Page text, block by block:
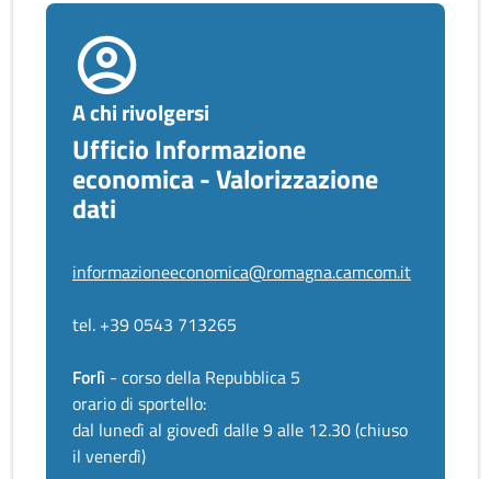
A chi rivolgersi
Ufficio Informazione
economica - Valorizzazione
dati
informazioneeconomica@romagna.camcom.it
tel. +39 0543 713265
Forlì - corso della Repubblica 5
orario di sportello:
dal lunedì al giovedì dalle 9 alle 12.30 (chiuso
il venerdì)